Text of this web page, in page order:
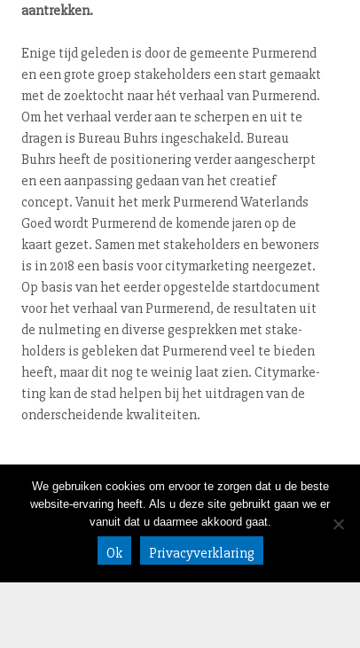
aantrekken.
Enige tijd geleden is door de gemeente Purmerend
en een grote groep sta­ke­hol­ders een start gemaakt
met de zoektocht naar hét verhaal van Purmerend.
Om het verhaal verder aan te scherpen en uit te
dragen is Bureau Buhrs in­ge­scha­keld. Bureau
Buhrs heeft de po­si­ti­o­ne­ring verder aan­ge­scherpt
en een aanpassing gedaan van het creatief
concept. Vanuit het merk Purmerend Waterlands
Goed wordt Purmerend de komende jaren op de
kaart gezet. Samen met sta­ke­hol­ders en bewoners
is in 2018 een basis voor ci­ty­mar­ke­ting neergezet.
Op basis van het eerder opgestelde start­do­cu­ment
voor het verhaal van Purmerend, de resultaten uit
de nulmeting en diverse gesprekken met sta­ke­
hol­ders is gebleken dat Purmerend veel te bieden
heeft, maar dit nog te weinig laat zien. Ci­ty­mar­ke­
ting kan de stad helpen bij het uitdragen van de
on­der­schei­den­de kwaliteiten.
← terug
info@bureaub
uhrs.nl
LINKEDIN
CONTACT
ALGEMENE VOORWAARDEN
We gebruiken cookies om ervoor te zorgen dat u de beste
website-ervaring heeft. Als u deze site gebruikt gaan we er
vanuit dat u daarmee akkoord gaat.
Ok Privacyverklaring